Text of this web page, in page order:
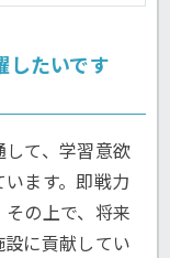
したいです
て、学習意欲
ます。即戦力
の上で、将来
に貢献してい